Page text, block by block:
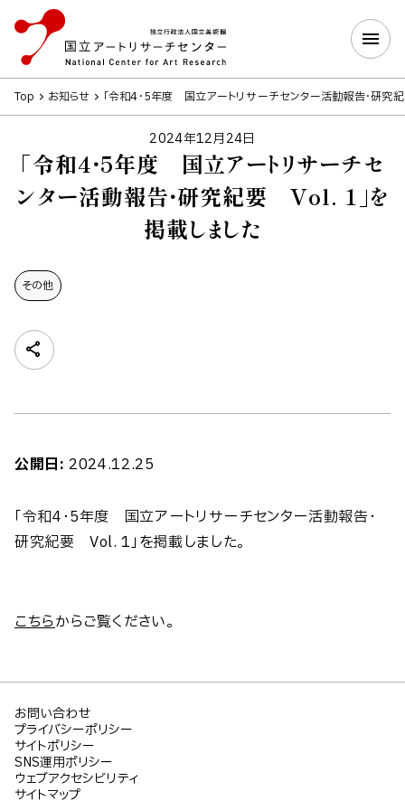
Top お知らせ 「令和4・5年度 国立アートリサーチセンター活動報告・研究
2024年12月24日
「令和4・5年度 国立アートリサーチセ
ンター活動報告・研究紀要 Vol. 1」を
掲載しました
その他
公開日: 2024.12.25
「令和4・5年度 国立アートリサーチセンター活動報告・
研究紀要 Vol. 1」を掲載しました。
こちらからご覧ください。
お問い合わせ
プライバシーポリシー
サイトポリシー
SNS運用ポリシー
ウェブアクセシビリティ
サイトマップ